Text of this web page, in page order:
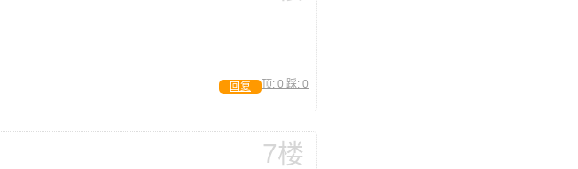
顶: 0 踩: 0
回复
7楼